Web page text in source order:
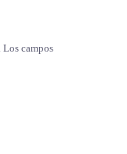
Los campos